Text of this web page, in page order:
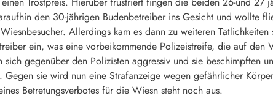
den 30-jährigen Budenbetreiber ins Gesicht und wollte
Allerdings kam es dann zu weiteren
ein, was eine vorbeikommende Polizeistreife, die auf
sich gegenüber den Polizisten aggressiv und sie beschimpften
Gegen sie wird nun eine Strafanzeige wegen gefährlicher
Betretungsverbotes für die Wiesn steht noch aus.